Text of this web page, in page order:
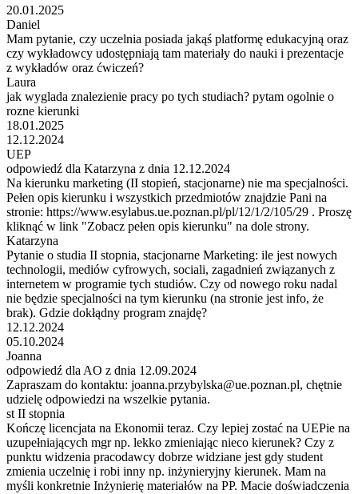
20.01.2025
Daniel
Mam pytanie, czy uczelnia posiada jakąś platformę edukacyjną oraz
czy wykładowcy udostępniają tam materiały do nauki i prezentacje
z wykładów oraz ćwiczeń?
Laura
jak wyglada znalezienie pracy po tych studiach? pytam ogolnie o
rozne kierunki
18.01.2025
12.12.2024
UEP
odpowiedź dla Katarzyna z dnia 12.12.2024
Na kierunku marketing (II stopień, stacjonarne) nie ma specjalności.
Pełen opis kierunku i wszystkich przedmiotów znajdzie Pani na
stronie: https://www.esylabus.ue.poznan.pl/pl/12/1/2/105/29 . Proszę
kliknąć w link "Zobacz pełen opis kierunku" na dole strony.
Katarzyna
Pytanie o studia II stopnia, stacjonarne Marketing: ile jest nowych
technologii, mediów cyfrowych, sociali, zagadnień związanych z
internetem w programie tych studiów. Czy od nowego roku nadal
nie będzie specjalności na tym kierunku (na stronie jest info, że
brak). Gdzie dokłądny program znajdę?
12.12.2024
05.10.2024
Joanna
odpowiedź dla AO z dnia 12.09.2024
Zapraszam do kontaktu: joanna.przybylska@ue.poznan.pl, chętnie
udzielę odpowiedzi na wszelkie pytania.
st II stopnia
Kończę licencjata na Ekonomii teraz. Czy lepiej zostać na UEPie na
uzupełniających mgr np. lekko zmieniając nieco kierunek? Czy z
punktu widzenia pracodawcy dobrze widziane jest gdy student
zmienia uczelnię i robi inny np. inżynieryjny kierunek. Mam na
myśli konkretnie Inżynierię materiałów na PP. Macie doświadczenia